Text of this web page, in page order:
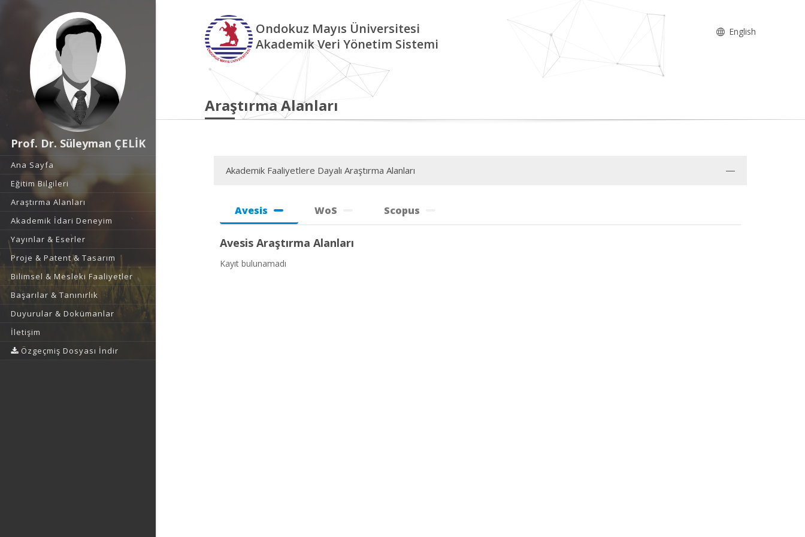
Prof. Dr. Süleyman ÇELİK
Ana Sayfa
Eğitim Bilgileri
Araştırma Alanları
Akademik İdari Deneyim
Yayınlar & Eserler
Proje & Patent & Tasarım
Bilimsel & Mesleki Faaliyetler
Başarılar & Tanınırlık
Duyurular & Dokümanlar
İletişim
Özgeçmiş Dosyası İndir
Ondokuz Mayıs Üniversitesi
Akademik Veri Yönetim Sistemi
English
Araştırma Alanları
Akademik Faaliyetlere Dayalı Araştırma Alanları
Avesis WoS Scopus
Avesis Araştırma Alanları
Kayıt bulunamadı